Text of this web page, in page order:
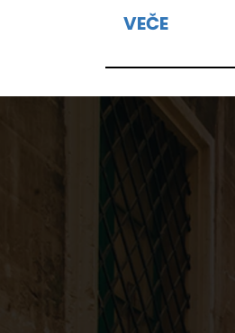
VEČE